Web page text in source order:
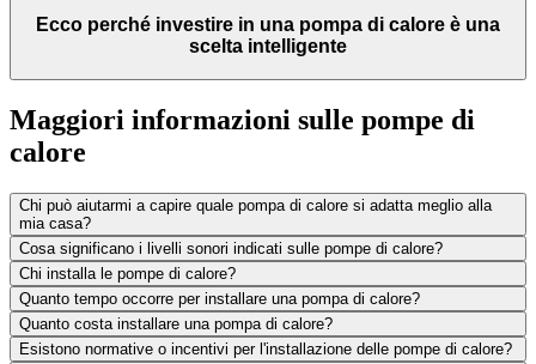
Ecco perché investire in una pompa di calore è una
scelta intelligente
Maggiori informazioni sulle pompe di
calore
Chi può aiutarmi a capire quale pompa di calore si adatta meglio alla
mia casa?
Cosa significano i livelli sonori indicati sulle pompe di calore?
Chi installa le pompe di calore?
Quanto tempo occorre per installare una pompa di calore?
Quanto costa installare una pompa di calore?
Esistono normative o incentivi per l'installazione delle pompe di calore?